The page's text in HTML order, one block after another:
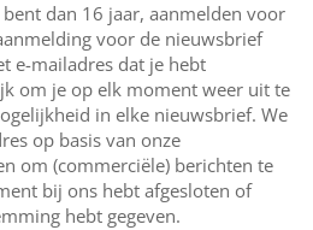
dan 16 jaar, aanmelden voor
voor de nieuwsbrief
e-mailadres dat je hebt
om je op elk moment weer uit te
in elke nieuwsbrief. We
op basis van onze
om (commerciële) berichten te
bij ons hebt afgesloten of
hebt gegeven.